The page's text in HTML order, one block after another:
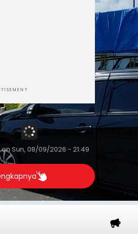
on Sun, 08/09/2026 - 21:49